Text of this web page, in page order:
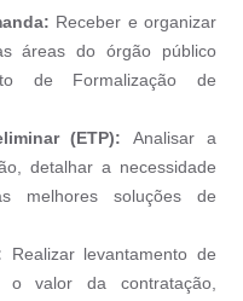
Receber e organizar
áreas do órgão público
de Formalização de
(ETP): Analisar a
detalhar a necessidade
melhores soluções de
Realizar levantamento de
o valor da contratação,